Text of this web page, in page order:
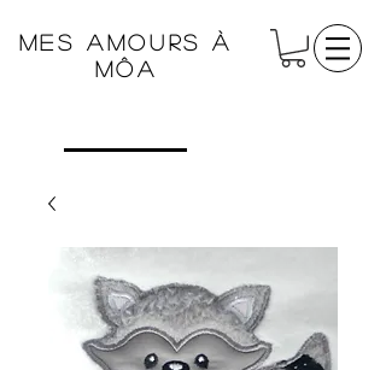
Mes amours à
Môa